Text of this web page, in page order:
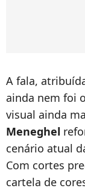
A fala,
ainda nem foi
visual ainda
Meneghel
cenário atual
Com cortes
cartela de